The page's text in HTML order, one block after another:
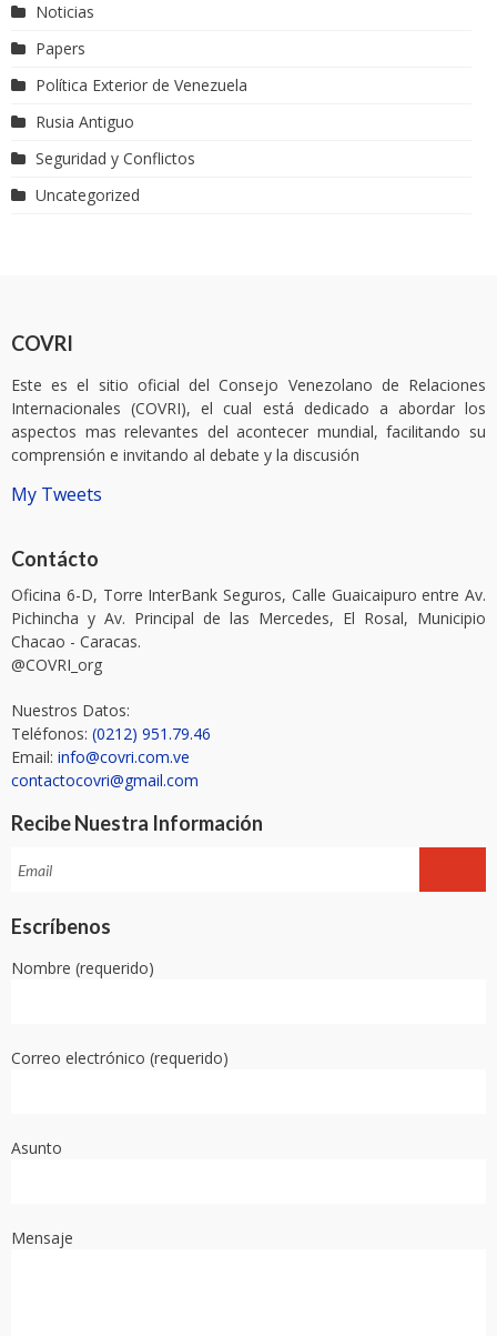
Noticias
Papers
Política Exterior de Venezuela
Rusia Antiguo
Seguridad y Conflictos
Uncategorized
COVRI
Este es el sitio oficial del Consejo Venezolano de Relaciones
Internacionales (COVRI), el cual está dedicado a abordar los
aspectos mas relevantes del acontecer mundial, facilitando su
comprensión e invitando al debate y la discusión
My Tweets
Contácto
Oficina 6-D, Torre InterBank Seguros, Calle Guaicaipuro entre Av.
Pichincha y Av. Principal de las Mercedes, El Rosal, Municipio
Chacao - Caracas.
@COVRI_org
Nuestros Datos:
Teléfonos: (0212) 951.79.46
Email: info@covri.com.ve
contactocovri@gmail.com
Recibe Nuestra Información
Escríbenos
Nombre (requerido)
Correo electrónico (requerido)
Asunto
Mensaje